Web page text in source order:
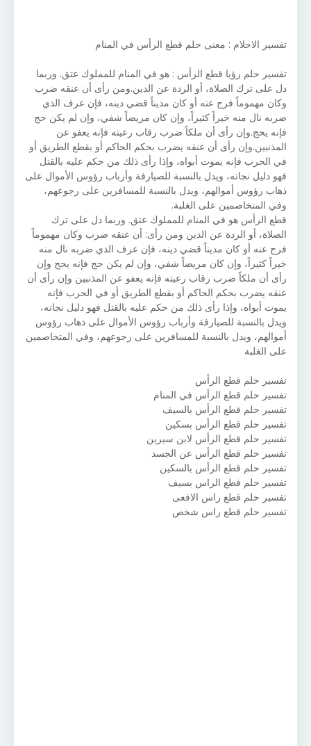
تفسير الاحلام : معنى حلم قطع الرأس في المنام
تفسير حلم رؤيا قطع الرأس : هو في المنام للمملوك عتق. وربما
دل على ترك الصلاة، أو الردة عن الدين.ومن رأى أن عنقه ضرب
وكان مهموماً فرج عنه أو كان مديناً قضي دينه، فإن عرف الذي
ضربه نال منه خيراً كثيراً، وإن كان مريضاً شفي، وإن لم يكن حج
فإنه يحج.وإن رأى أن ملكاً ضرب رقاب رعيته فإنه يعفو عن
المذنبين.وإن رأى أن عنقه يضرب بحكم الحاكم أو بقطع الطريق أو
في الحرب فإنه يموت أبواه، وإذا رأى ذلك من حكم عليه بالقتل
فهو دليل نجاته، ويدل بالنسبة للصيارفة وأرباب رؤوس الأموال على
ذهاب رؤوس أموالهم، ويدل بالنسبة للمسافرين على رجوعهم،
وفي المتخاصمين على الغلبة.
قطع الرأس هو في المنام للمملوك عتق. وربما دل على ترك
الصلاة، أو الردة عن الدين ومن رأى: أن عنقه ضرب وكان مهموماً
فرج عنه أو كان مديناً قضي دينه، فإن عرف الذي ضربه نال منه
خيراً كثيراً، وإن كان مريضاً شفي، وإن لم يكن حج فإنه يحج وإن
رأى أن ملكاً ضرب رقاب رعيته فإنه يعفو عن المذنبين وإن رأى أن
عنقه يضرب بحكم الحاكم أو بقطع الطريق أو في الحرب فإنه
يموت أبواه، وإذا رأى ذلك من حكم عليه بالقتل فهو دليل نجاته،
ويدل بالنسبة للصيارفة وأرباب رؤوس الأموال على ذهاب رؤوس
أموالهم، ويدل بالنسبة للمسافرين على رجوعهم، وفي المتخاصمين
على الغلبة
تفسير حلم قطع الرأس
تفسير حلم قطع الرأس في المنام
تفسير حلم قطع الرأس بالسيف
تفسير حلم قطع الرأس بسكين
تفسير حلم قطع الرأس لابن سيرين
تفسير حلم قطع الرأس عن الجسد
تفسير حلم قطع الرأس بالسكين
تفسير حلم قطع الراس بسيف
تفسير حلم قطع راس الافعى
تفسير حلم قطع راس شخص